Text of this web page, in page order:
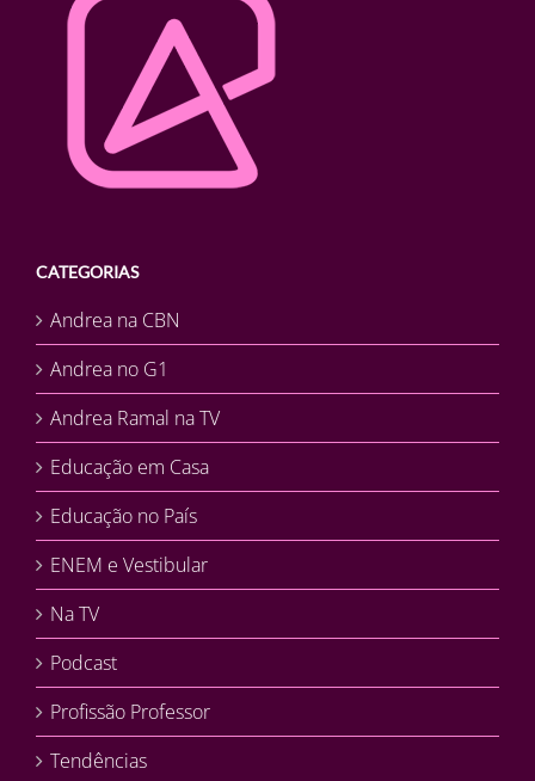
CATEGORIAS
Andrea na CBN
Andrea no G1
Andrea Ramal na TV
Educação em Casa
Educação no País
ENEM e Vestibular
Na TV
Podcast
Profissão Professor
Tendências